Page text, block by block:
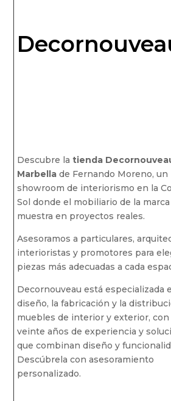
Descubre la tienda
Marbellade Fernando Moreno, un
showroom de interiorismo en la
Sol donde el mobiliario de la marca
muestra en proyectos reales.
Asesoramos a particulares,
interioristas y promotores para
piezas más adecuadas a cada
Decornouveau está especializada
diseño, la fabricación y la
muebles de interior y exterior, con
veinte años de experiencia y
que combinan diseño y
Descúbrela con asesoramiento
personalizado.